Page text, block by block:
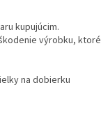
kupujúcim.
výrobku, ktoré
na dobierku